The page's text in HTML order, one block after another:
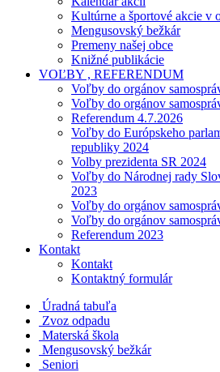
Kultúrne a športové akcie v
Mengusovský bežkár
Premeny našej obce
Knižné publikácie
VOĽBY , REFERENDUM
Voľby do orgánov
Voľby do orgánov
Referendum 4.7.2026
Voľby do Európskeho
republiky 2024
Volby prezidenta SR 2024
Voľby do Národnej rady
2023
Voľby do orgánov
Voľby do orgánov
Referendum 2023
Kontakt
Kontakt
Kontaktný formulár
Úradná tabuľa
Zvoz odpadu
Materská škola
Mengusovský bežkár
Seniori